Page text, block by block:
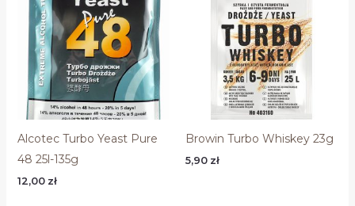
Alcotec Turbo Yeast Pure
48 25l-135g
12,00 zł
Browin Turbo Whiskey 23g
5,90 zł